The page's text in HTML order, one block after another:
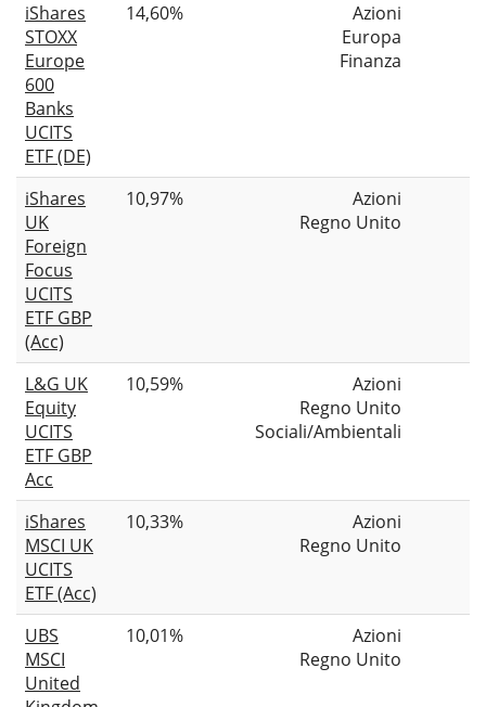
iShares
STOXX
Europe
600
Banks
UCITS
ETF (DE)
14,60%
Azioni
Europa
Finanza
iShares
UK
Foreign
Focus
UCITS
ETF GBP
(Acc)
10,97%
Azioni
Regno Unito
L&G UK
Equity
UCITS
ETF GBP
Acc
10,59%
Azioni
Regno Unito
Sociali/Ambientali
iShares
MSCI UK
UCITS
ETF (Acc)
10,33%
Azioni
Regno Unito
UBS
MSCI
United
10,01%
Azioni
Regno Unito